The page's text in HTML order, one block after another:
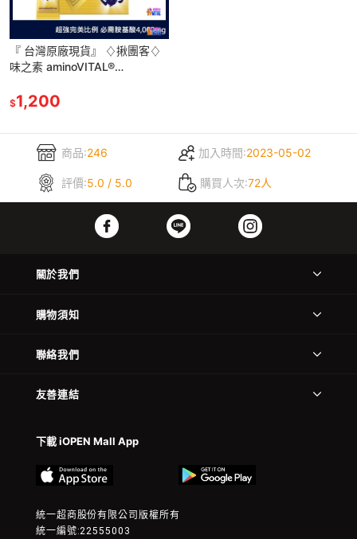
『 台灣原廠現貨』 ♢揪團客♢
味之素 aminoVITAL®
黃金級胺基酸
$1,200
商品:246 加入時間:2023-05-02
評價:5.0 / 5.0 購買人次:72人
關於我們
購物須知
聯絡我們
友善連結
下載 iOPEN Mall App
統一超商股份有限公司版權所有
統一編號:22555003